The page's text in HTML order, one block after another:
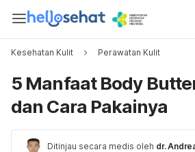
Kesehatan Kulit Perawatan Kulit
5 Manfaat Body
dan Cara Pakainya
Ditinjau secara medis oleh dr.